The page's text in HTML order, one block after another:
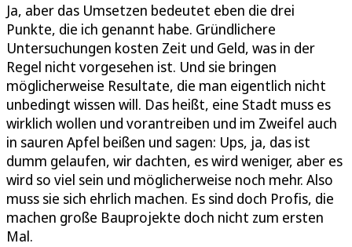
Ja, aber das Umsetzen bedeutet eben die drei
Punkte, die ich genannt habe. Gründlichere
Untersuchungen kosten Zeit und Geld, was in der
Regel nicht vorgesehen ist. Und sie bringen
möglicherweise Resultate, die man eigentlich nicht
unbedingt wissen will. Das heißt, eine Stadt muss es
wirklich wollen und vorantreiben und im Zweifel auch
in sauren Apfel beißen und sagen: Ups, ja, das ist
dumm gelaufen, wir dachten, es wird weniger, aber es
wird so viel sein und möglicherweise noch mehr. Also
muss sie sich ehrlich machen. Es sind doch Profis, die
machen große Bauprojekte doch nicht zum ersten
Mal.